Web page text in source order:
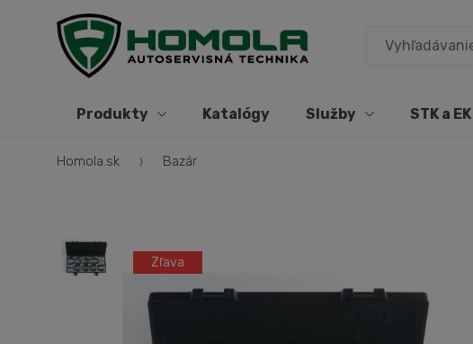
Produkty Katalógy Služby STK a EK
Homola.sk Bazár
Zľava